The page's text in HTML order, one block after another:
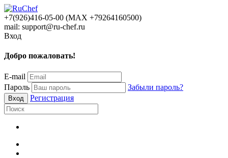
+7(926)416-05-00 (МАХ +79264160500)
mail: support@ru-chef.ru
Вход
Добро пожаловать!
E-mail
Пароль
Забыли пароль?
Регистрация